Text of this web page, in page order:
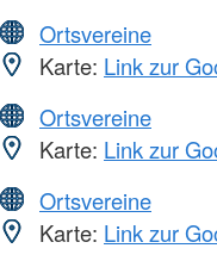
Ortsvereine
Karte: Link zur
Ortsvereine
Karte: Link zur
Ortsvereine
Karte: Link zur